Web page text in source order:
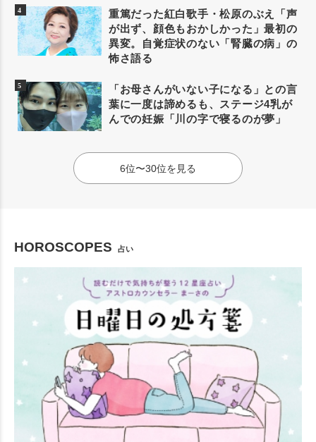
重篤だった紅白歌手・松原のぶえ「声
が出ず、顔色もおかしかった」最初の
異変。自覚症状のない「腎臓の病」の
怖さ語る
「お母さんがいない子になる」との言
葉に一度は諦めるも、ステージ4乳が
んでの妊娠「川の字で寝るのが夢」
6位〜30位を見る
HOROSCOPES 占い